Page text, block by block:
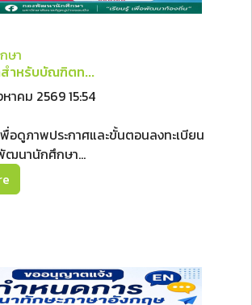
ษา
สำหรับบัณฑิตท...
าคม 2569 15:54
อดูภาพประกาศและขั้นตอนลงทะเบียน
ฒนานักศึกษา...